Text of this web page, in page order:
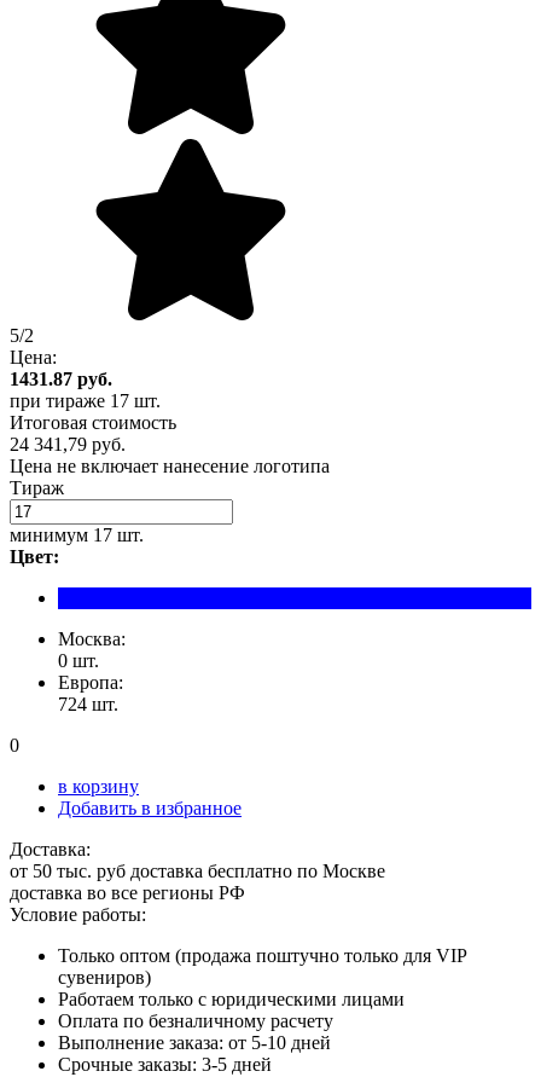
5/2
Цена:
1431.87 руб.
при тираже 17 шт.
Итоговая стоимость
24 341,79 руб.
Цена не включает нанесение логотипа
Тираж
минимум 17 шт.
Цвет:
Москва:
0 шт.
Европа:
724 шт.
0
в корзину
Добавить в избранное
Доставка:
от 50 тыс. руб доставка бесплатно по Москве
доставка во все регионы РФ
Условие работы:
Только оптом (продажа поштучно только для VIP
сувениров)
Работаем только с юридическими лицами
Оплата по безналичному расчету
Выполнение заказа: от 5-10 дней
Срочные заказы: 3-5 дней